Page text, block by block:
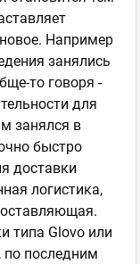
Например
занялись
то говоря -
для
занялся в
быстро
доставки
логистика,
типа Glovo или
по последним